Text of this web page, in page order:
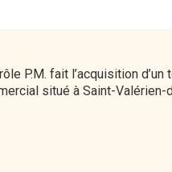
P.M. fait l’acquisition d’un
situé à Saint-Valérien-